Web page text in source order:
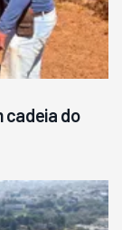
cadeia do